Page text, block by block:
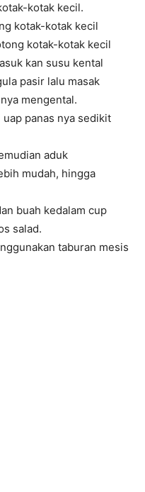
kotak kecil.
kotak-kotak kecil
kotak-kotak kecil
kan susu kental
pasir lalu masak
mengental.
panas nya sedikit
aduk
mudah, hingga
buah kedalam cup
salad.
taburan mesis